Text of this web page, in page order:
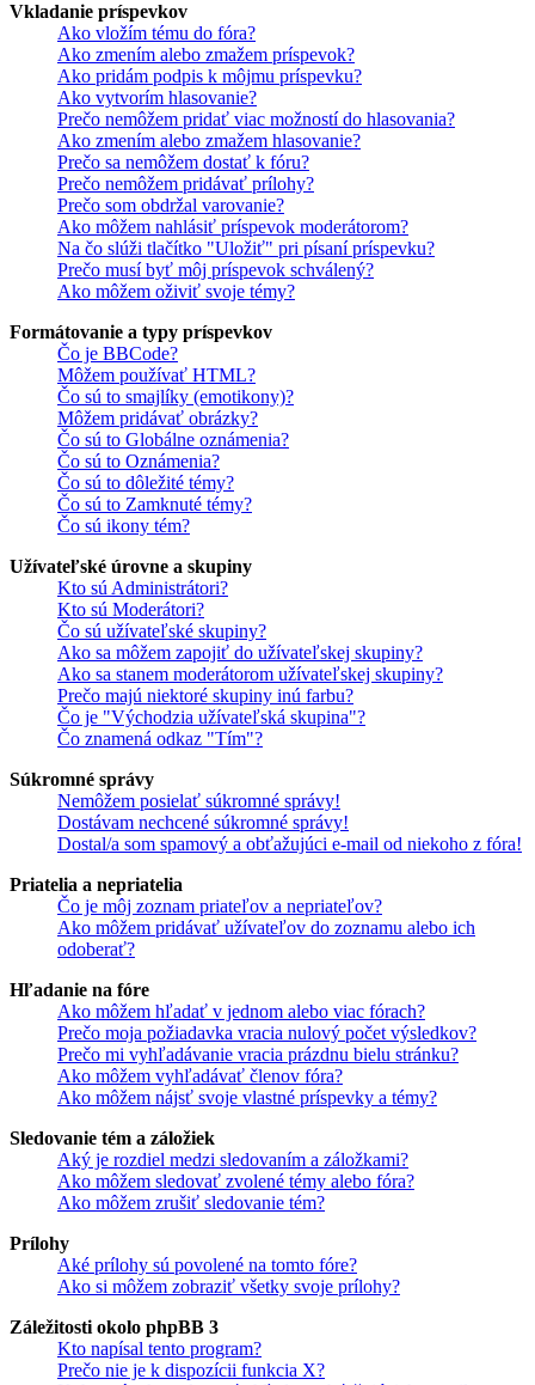
Vkladanie príspevkov
Ako vložím tému do fóra?
Ako zmením alebo zmažem príspevok?
Ako pridám podpis k môjmu príspevku?
Ako vytvorím hlasovanie?
Prečo nemôžem pridať viac možností do hlasovania?
Ako zmením alebo zmažem hlasovanie?
Prečo sa nemôžem dostať k fóru?
Prečo nemôžem pridávať prílohy?
Prečo som obdržal varovanie?
Ako môžem nahlásiť príspevok moderátorom?
Na čo slúži tlačítko "Uložiť" pri písaní príspevku?
Prečo musí byť môj príspevok schválený?
Ako môžem oživiť svoje témy?
Formátovanie a typy príspevkov
Čo je BBCode?
Môžem používať HTML?
Čo sú to smajlíky (emotikony)?
Môžem pridávať obrázky?
Čo sú to Globálne oznámenia?
Čo sú to Oznámenia?
Čo sú to dôležité témy?
Čo sú to Zamknuté témy?
Čo sú ikony tém?
Užívateľské úrovne a skupiny
Kto sú Administrátori?
Kto sú Moderátori?
Čo sú užívateľské skupiny?
Ako sa môžem zapojiť do užívateľskej skupiny?
Ako sa stanem moderátorom užívateľskej skupiny?
Prečo majú niektoré skupiny inú farbu?
Čo je "Východzia užívateľská skupina"?
Čo znamená odkaz "Tím"?
Súkromné správy
Nemôžem posielať súkromné správy!
Dostávam nechcené súkromné správy!
Dostal/a som spamový a obťažujúci e-mail od niekoho z fóra!
Priatelia a nepriatelia
Čo je môj zoznam priateľov a nepriateľov?
Ako môžem pridávať užívateľov do zoznamu alebo ich
odoberať?
Hľadanie na fóre
Ako môžem hľadať v jednom alebo viac fórach?
Prečo moja požiadavka vracia nulový počet výsledkov?
Prečo mi vyhľadávanie vracia prázdnu bielu stránku?
Ako môžem vyhľadávať členov fóra?
Ako môžem nájsť svoje vlastné príspevky a témy?
Sledovanie tém a záložiek
Aký je rozdiel medzi sledovaním a záložkami?
Ako môžem sledovať zvolené témy alebo fóra?
Ako môžem zrušiť sledovanie tém?
Prílohy
Aké prílohy sú povolené na tomto fóre?
Ako si môžem zobraziť všetky svoje prílohy?
Záležitosti okolo phpBB 3
Kto napísal tento program?
Prečo nie je k dispozícii funkcia X?